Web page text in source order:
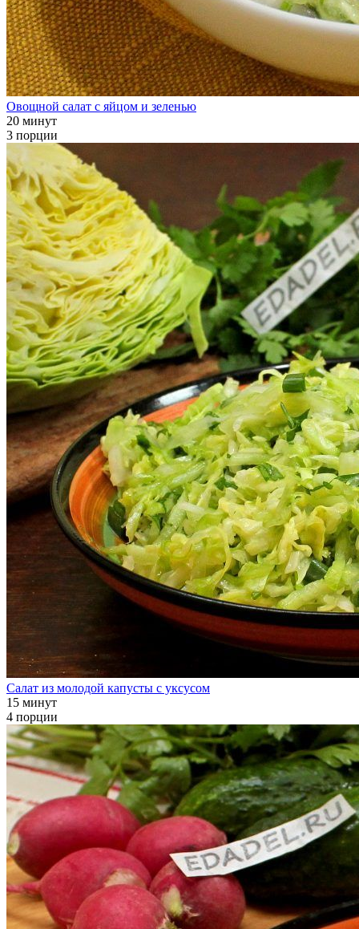
Овощной салат с яйцом и зеленью
20 минут
3 порции
Салат из молодой капусты с уксусом
15 минут
4 порции